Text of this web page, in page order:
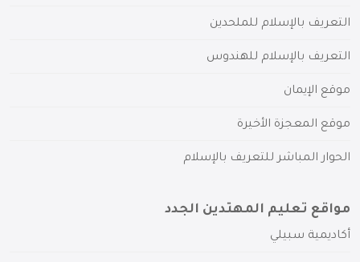
التعريف بالإسلام للملحدين
التعريف بالإسلام للهندوس
موقع الإيمان
موقع المعجزة الأخيرة
الحوار المباشر للتعريف بالإسلام
مواقع تعليم المهتدين الجدد
أكاديمية سبيلي